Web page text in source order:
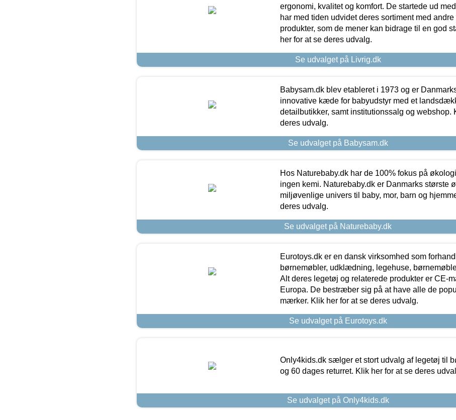
ergonomi, kvalitet og komfort. De startede ud
har med tiden udvidet deres sortiment med
produkter, som de mener kan bidrage til en god
her for at se deres udvalg.
Se udvalget på Livrig.dk
Babysam.dk blev etableret i 1973 og er
innovative kæde for babyudstyr med et
detailbutikker, samt institutionssalg og webshop.
deres udvalg.
Se udvalget på Babysam.dk
Hos Naturebaby.dk har de 100% fokus på
ingen kemi. Naturebaby.dk er Danmarks største
miljøvenlige univers til baby, mor, barn og
deres udvalg.
Se udvalget på Naturebaby.dk
Eurotoys.dk er en dansk virksomhed som
børnemøbler, udklædning, legehuse,
Alt deres legetøj og relaterede produkter er CE-
Europa. De bestræber sig på at have alle de
mærker. Klik her for at se deres udvalg.
Se udvalget på Eurotoys.dk
Only4kids.dk sælger et stort udvalg af legetøj til
og 60 dages returret. Klik her for at se deres
Se udvalget på Only4kids.dk